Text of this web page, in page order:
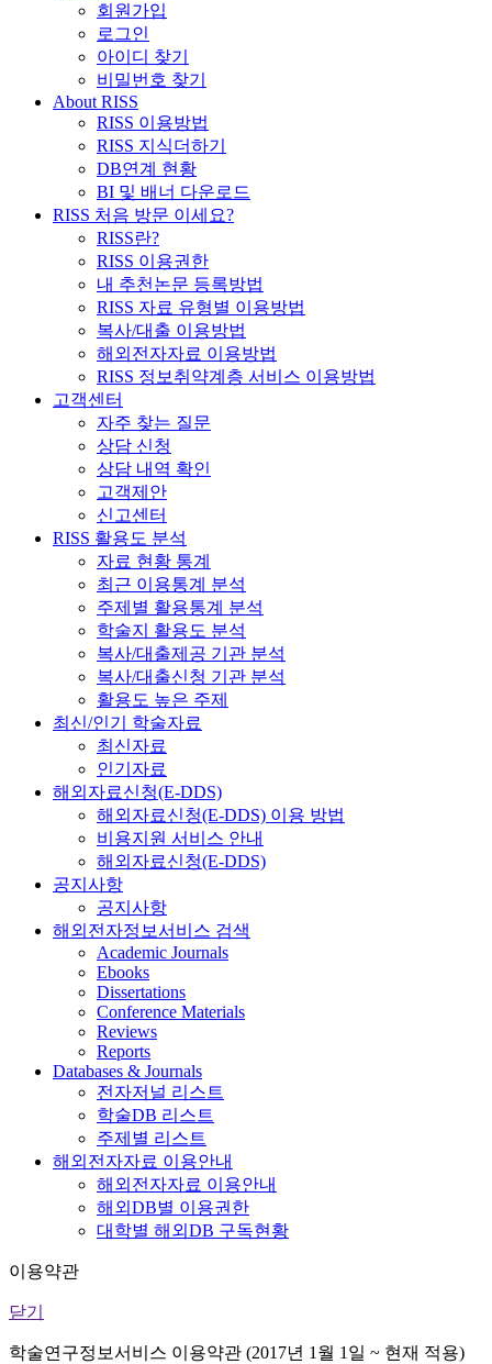
회원가입
로그인
아이디 찾기
비밀번호 찾기
About RISS
RISS 이용방법
RISS 지식더하기
DB연계 현황
BI 및 배너 다운로드
RISS 처음 방문 이세요?
RISS란?
RISS 이용권한
내 추천논문 등록방법
RISS 자료 유형별 이용방법
복사/대출 이용방법
해외전자자료 이용방법
RISS 정보취약계층 서비스 이용방법
고객센터
자주 찾는 질문
상담 신청
상담 내역 확인
고객제안
신고센터
RISS 활용도 분석
자료 현황 통계
최근 이용통계 분석
주제별 활용통계 분석
학술지 활용도 분석
복사/대출제공 기관 분석
복사/대출신청 기관 분석
활용도 높은 주제
최신/인기 학술자료
최신자료
인기자료
해외자료신청(E-DDS)
해외자료신청(E-DDS) 이용 방법
비용지원 서비스 안내
해외자료신청(E-DDS)
공지사항
공지사항
해외전자정보서비스 검색
Academic Journals
Ebooks
Dissertations
Conference Materials
Reviews
Reports
Databases & Journals
전자저널 리스트
학술DB 리스트
주제별 리스트
해외전자자료 이용안내
해외전자자료 이용안내
해외DB별 이용권한
대학별 해외DB 구독현황
이용약관
닫기
학술연구정보서비스 이용약관 (2017년 1월 1일 ~ 현재 적용)